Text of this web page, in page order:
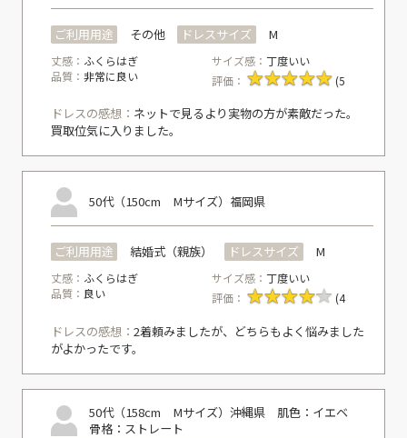
ご利用用途 その他 ドレスサイズ M
丈感： ふくらはぎ サイズ感：丁度いい
品質： 非常に良い 評価： (5
ドレスの感想： ネットで見るより実物の方が素敵だった。
買取位気に入りました。
50代（150cm Mサイズ） 福岡県
ご利用用途 結婚式（親族） ドレスサイズ M
丈感： ふくらはぎ サイズ感：丁度いい
品質： 良い 評価： (4
ドレスの感想： 2着頼みましたが、どちらもよく悩みました
がよかったです。
50代（158cm Mサイズ） 沖縄県 肌色：イエベ
骨格：ストレート